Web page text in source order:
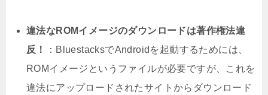
違法なROMイメージのダウンロードは著作権法違
反！
：BluestacksでAndroidを起動するためには、
ROMイメージというファイルが必要ですが、これを
違法にアップロードされたサイトからダウンロード